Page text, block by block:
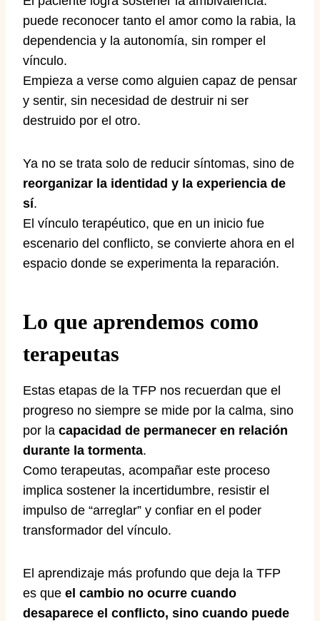
puede reconocer tanto el amor como la rabia, la
dependencia y la autonomía, sin romper el
vínculo.
Empieza a verse como alguien capaz de pensar
y sentir, sin necesidad de destruir ni ser
destruido por el otro.
Ya no se trata solo de reducir síntomas, sino de
reorganizar la identidad y la experiencia de
sí.
El vínculo terapéutico, que en un inicio fue
escenario del conflicto, se convierte ahora en el
espacio donde se experimenta la reparación.
Lo que aprendemos como
terapeutas
Estas etapas de la TFP nos recuerdan que el
progreso no siempre se mide por la calma, sino
por la capacidad de permanecer en relación
durante la tormenta.
Como terapeutas, acompañar este proceso
implica sostener la incertidumbre, resistir el
impulso de “arreglar” y confiar en el poder
transformador del vínculo.
El aprendizaje más profundo que deja la TFP
es que el cambio no ocurre cuando
desaparece el conflicto, sino cuando puede